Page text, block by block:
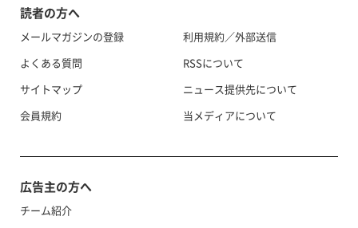
読者の方へ
メールマガジンの登録
よくある質問
サイトマップ
会員規約
利用規約／外部送信
RSSについて
ニュース提供先について
当メディアについて
広告主の方へ
チーム紹介